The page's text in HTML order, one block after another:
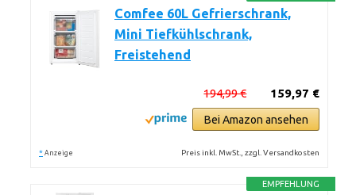
Comfee 60L Gefrierschrank,
Mini Tiefkühlschrank,
Freistehend
159,97 €
194,99 €
Bei Amazon ansehen
* Anzeige Preis inkl. MwSt., zzgl. Versandkosten
EMPFEHLUNG